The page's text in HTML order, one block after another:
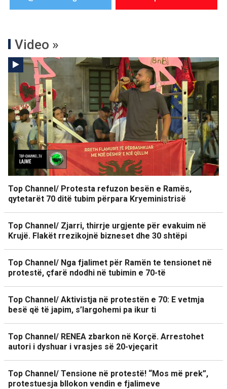
Video »
Top Channel/ Protesta refuzon besën e Ramës,
qytetarët 70 ditë tubim përpara Kryeministrisë
Top Channel/ Zjarri, thirrje urgjente për evakuim në
Krujë. Flakët rrezikojnë bizneset dhe 30 shtëpi
Top Channel/ Nga fjalimet për Ramën te tensionet në
protestë, çfarë ndodhi në tubimin e 70-të
Top Channel/ Aktivistja në protestën e 70: E vetmja
besë që të japim, s’largohemi pa ikur ti
Top Channel/ RENEA zbarkon në Korçë. Arrestohet
autori i dyshuar i vrasjes së 20-vjeçarit
Top Channel/ Tensione në protestë! “Mos më prek”,
protestuesja bllokon vendin e fjalimeve